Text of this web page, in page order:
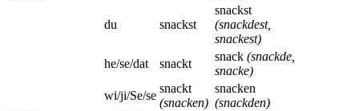
du snackst
snackst
(snackdest,
snackest)
he/se/dat
snackt
snack (snackde,
snacke)
wi/ji/Se/se
snackt
(snacken)
snacken
(snackden)